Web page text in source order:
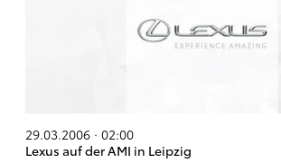
29.03.2006 · 02:00
Lexus auf der AMI in Leipzig